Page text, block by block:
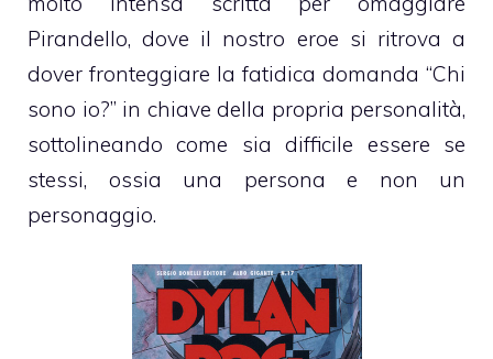
Pirandello, dove il nostro eroe si ritrova a
dover fronteggiare la fatidica domanda “Chi
sono io?” in chiave della propria personalità,
sottolineando come sia difficile essere se
stessi, ossia una persona e non un
personaggio.